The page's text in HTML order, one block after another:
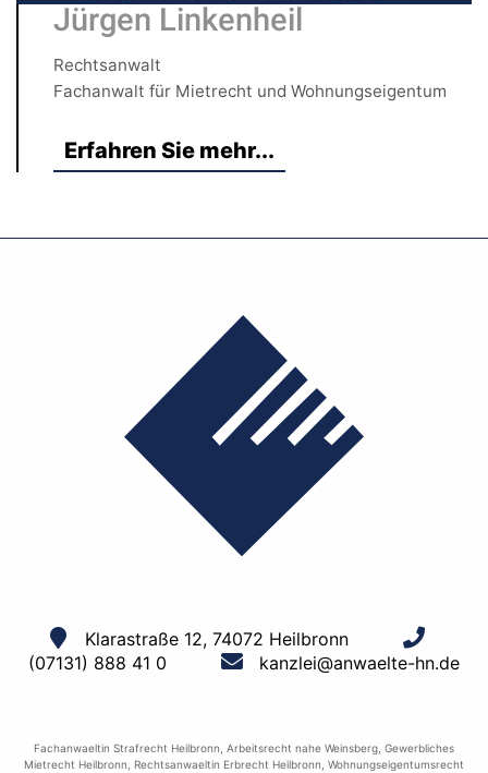
Jürgen Linkenheil
Rechtsanwalt
Fachanwalt für Mietrecht und Wohnungseigentum
Erfahren Sie mehr...
Klarastraße 12, 74072 Heilbronn
(07131) 888 41 0
kanzlei@anwaelte-hn.de
Fachanwaeltin Strafrecht Heilbronn Arbeitsrecht nahe Weinsberg Gewerbliches
Mietrecht Heilbronn
Rechtsanwaeltin Erbrecht Heilbronn Wohnungseigentumsrecht